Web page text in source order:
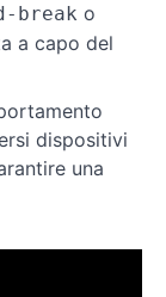
break o
a capo del
dispositivi
una